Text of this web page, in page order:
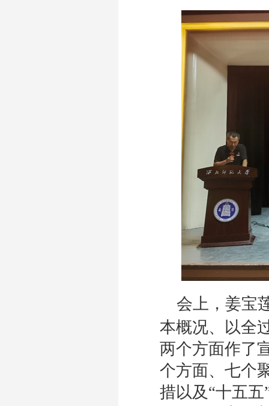
会上， 姜宝
本概况、以全
两个方面作了
个方面、七个
措以及“十五